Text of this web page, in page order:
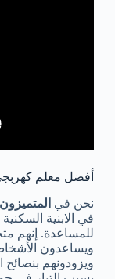
أفضل معلم
نحن في المتميزون
في الابنية
للمساعدة. إنهم
ويساعدون
ويزودونهم